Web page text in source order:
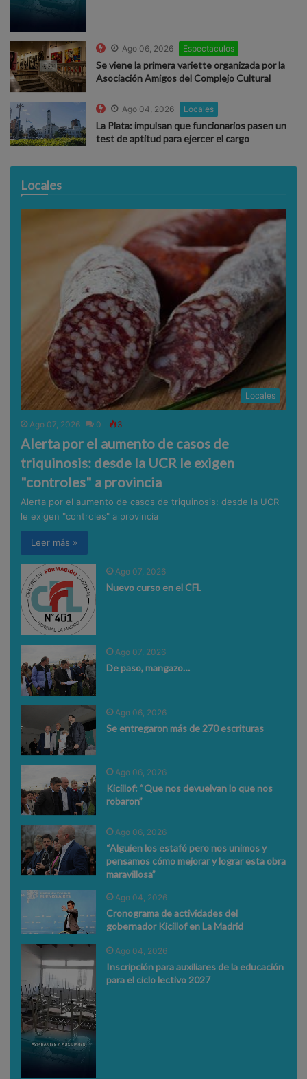
Ago 06, 2026 Espectaculos
Se viene la primera variette organizada por la
Asociación Amigos del Complejo Cultural
Ago 04, 2026 Locales
La Plata: impulsan que funcionarios pasen un
test de aptitud para ejercer el cargo
Locales
Locales
Ago 07, 2026 0 3
Alerta por el aumento de casos de
triquinosis: desde la UCR le exigen
"controles" a provincia
Alerta por el aumento de casos de triquinosis: desde la UCR
le exigen "controles" a provincia
Leer más »
Ago 07, 2026
Nuevo curso en el CFL
Ago 07, 2026
De paso, mangazo…
Ago 06, 2026
Se entregaron más de 270 escrituras
Ago 06, 2026
Kicillof: “Que nos devuelvan lo que nos
robaron”
Ago 06, 2026
“Alguien los estafó pero nos unimos y
pensamos cómo mejorar y lograr esta obra
maravillosa”
Ago 04, 2026
Cronograma de actividades del
gobernador Kicillof en La Madrid
Ago 04, 2026
Inscripción para auxiliares de la educación
para el ciclo lectivo 2027